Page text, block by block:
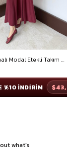
Fular Bağlamalı Modal Etekli Takım - Bordo
%10 İNDİRİM
what's